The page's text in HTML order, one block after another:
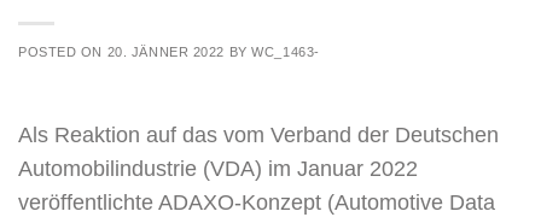
POSTED ON 20. JÄNNER 2022 BYWC_1463-
Als Reaktion auf das vom Verband der Deutschen
Automobilindustrie (VDA) im Januar 2022
veröffentlichte ADAXO-Konzept (Automotive Data